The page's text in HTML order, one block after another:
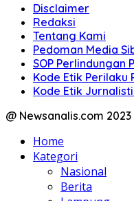
Disclaimer
Redaksi
Tentang Kami
Pedoman Media
SOP Perlindungan
Kode Etik Perilaku
Kode Etik
@ Newsanalis.com 2023
Home
Kategori
Nasional
Berita